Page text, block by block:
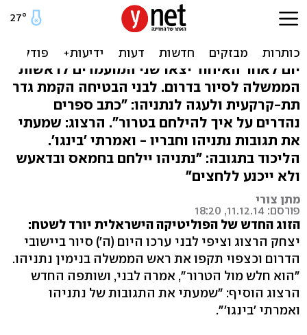
לבני והרצוג בעוטף עזה:
"נתניהו חלש מול הטרור"
יום לאחר האיחוד יצאו שני המועמדים לראשות
הממשלה לסיור בדרום. לבני הבטיחה הקמת גדר
תת-קרקעית ולעגה לנתניהו: "כתב ספרים
נהדרים על איך להילחם בטרור". הרצוג: שמעתי
את תגובות נתניהו וחבריו - ואמרתי 'בינגו'.
הליכוד בתגובה: "נתניהו יילחם בחמאס ובדאעש
ולא ייכנע ללחצים"
מתן צורי
פורסם: 11.12.14, 18:20
הזוג החדש של הפוליטיקה הישראלית יורד לשטח:
יצחק הרצוג וציפי לבני ערכו היום (ה') סיור ביישובי
הדרום וכצפוי תקפו את ראש הממשלה בנימין נתניהו.
"הוא חלש מול הטרור", אמרה לבני, ושותפה החדש
הרצוג הוסיף: "שמעתי את התגובות של נתניהו
ואמרתי 'בינגו'".